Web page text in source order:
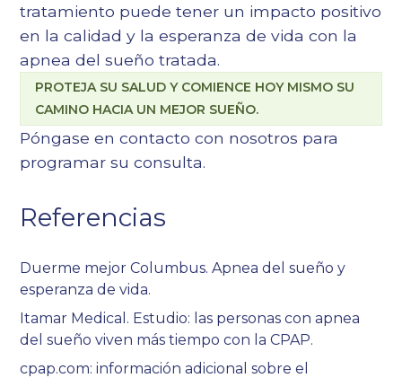
tratamiento puede tener un impacto positivo
en la calidad y la esperanza de vida con la
apnea del sueño tratada.
PROTEJA SU SALUD Y COMIENCE HOY MISMO SU
CAMINO HACIA UN MEJOR SUEÑO.
Póngase en contacto con nosotros para
programar su consulta.
Referencias
Duerme mejor Columbus. Apnea del sueño y
esperanza de vida.
Itamar Medical. Estudio: las personas con apnea
del sueño viven más tiempo con la CPAP.
cpap.com: información adicional sobre el